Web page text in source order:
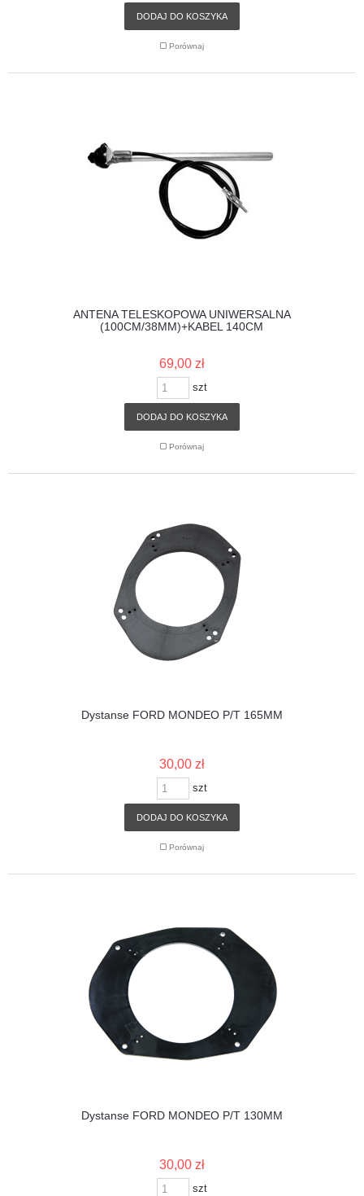
DODAJ DO KOSZYKA
Porównaj
ANTENA TELESKOPOWA UNIWERSALNA
(100CM/38MM)+KABEL 140CM
69,00 zł
szt
DODAJ DO KOSZYKA
Porównaj
Dystanse FORD MONDEO P/T 165MM
30,00 zł
szt
DODAJ DO KOSZYKA
Porównaj
Dystanse FORD MONDEO P/T 130MM
30,00 zł
szt